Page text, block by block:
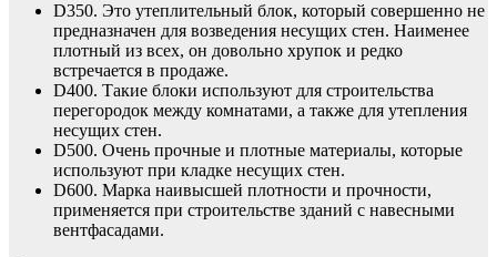
D350. Это утеплительный блок, который совершенно не
предназначен для возведения несущих стен. Наименее
плотный из всех, он довольно хрупок и редко
встречается в продаже.
D400. Такие блоки используют для строительства
перегородок между комнатами, а также для утепления
несущих стен.
D500. Очень прочные и плотные материалы, которые
используют при кладке несущих стен.
D600. Марка наивысшей плотности и прочности,
применяется при строительстве зданий с навесными
вентфасадами.